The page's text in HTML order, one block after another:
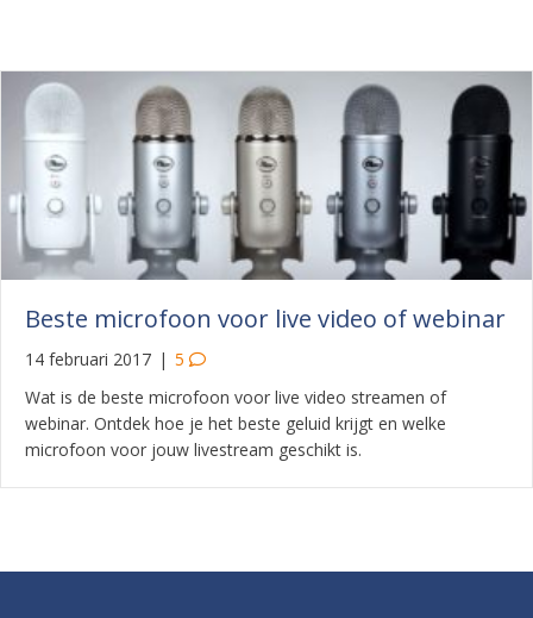
Beste microfoon voor live video of webinar
14 februari 2017 | 5
Wat is de beste microfoon voor live video streamen of
webinar. Ontdek hoe je het beste geluid krijgt en welke
microfoon voor jouw livestream geschikt is.